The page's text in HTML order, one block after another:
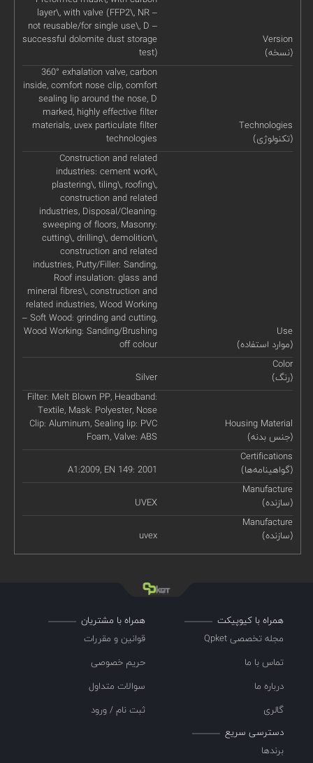
Version
(نسخه)
layer\, with valve (FFP2\, NR –
not reusable/for single use\, D –
successful dolomite dust storage
test)
Technologies
(تکنولوژی)
360° exhalation valve, carbon
inside, comfort nose clip, comfort
sealing lip around the nose, D
marked, highly effective filter
materials, uvex particulate filter
technologies
Use
(موارد استفاده)
Construction and related
industries: cement work\,
plastering\, tiling\, roofing\,
construction and related
industries, Disposal/Cleaning:
sweeping of floors, Masonry:
cutting\, drilling\, demolition\,
construction and related
industries, Putty/Filler: Sanding,
Roof insulation: glass and
mineral fibres\, construction and
related industries, Wood Working
– Soft Wood: grinding and cutting,
Wood Working: Sanding/Brushing
off colour
Color
(رنگ)
Silver
Housing Material
(جنس بدنه)
Filter: Melt Blown PP, Headband:
Textile, Mask: Polyester, Nose
Clip: Aluminum, Sealing lip: PVC
Foam, Valve: ABS
Certifications
(گواهینامه‌ها)
A1:2009, EN 149: 2001
Manufacture
(سازنده)
UVEX
Manufacture
(سازنده)
uvex
همراه با کیوپیکت
مجله تخصصی Qpket
تماس با ما
درباره ما
گالری
همراه با مشتریان
قوانین و مقررات
حریم خصوصی
سوالات متداول
ثبت نام / ورود
دسترسی سریع
برندها